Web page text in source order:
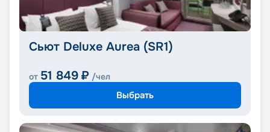
Сьют Deluxe Aurea (SR1)
от 51 849 ₽ /чел
Выбрать